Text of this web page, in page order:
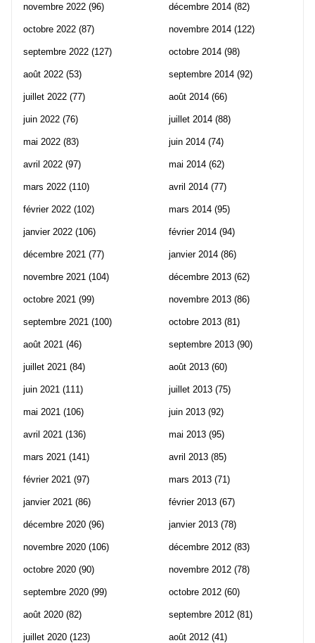
novembre 2022 (96)
octobre 2022 (87)
septembre 2022 (127)
août 2022 (53)
juillet 2022 (77)
juin 2022 (76)
mai 2022 (83)
avril 2022 (97)
mars 2022 (110)
février 2022 (102)
janvier 2022 (106)
décembre 2021 (77)
novembre 2021 (104)
octobre 2021 (99)
septembre 2021 (100)
août 2021 (46)
juillet 2021 (84)
juin 2021 (111)
mai 2021 (106)
avril 2021 (136)
mars 2021 (141)
février 2021 (97)
janvier 2021 (86)
décembre 2020 (96)
novembre 2020 (106)
octobre 2020 (90)
septembre 2020 (99)
août 2020 (82)
juillet 2020 (123)
décembre 2014 (82)
novembre 2014 (122)
octobre 2014 (98)
septembre 2014 (92)
août 2014 (66)
juillet 2014 (88)
juin 2014 (74)
mai 2014 (62)
avril 2014 (77)
mars 2014 (95)
février 2014 (94)
janvier 2014 (86)
décembre 2013 (62)
novembre 2013 (86)
octobre 2013 (81)
septembre 2013 (90)
août 2013 (60)
juillet 2013 (75)
juin 2013 (92)
mai 2013 (95)
avril 2013 (85)
mars 2013 (71)
février 2013 (67)
janvier 2013 (78)
décembre 2012 (83)
novembre 2012 (78)
octobre 2012 (60)
septembre 2012 (81)
août 2012 (41)